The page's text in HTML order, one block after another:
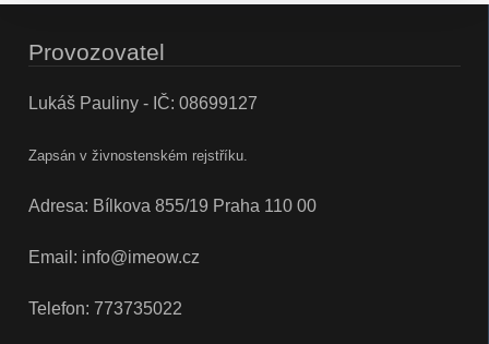
Provozovatel
Lukáš Pauliny - IČ: 08699127
Zapsán v živnostenském rejstříku.
Adresa: Bílkova 855/19 Praha 110 00
Email: info@imeow.cz
Telefon: 773735022